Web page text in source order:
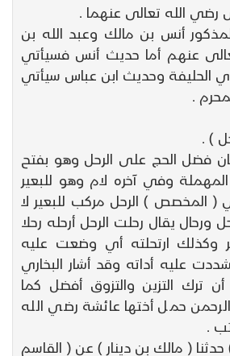
رضي الله تعالى عنهما .
أنس بن مالك وعبد الله بن
عنهم أما حديث أنس فسيأتي
الحليفة وحديث ابن عباس سيأتي
.
) .
فضل الحج على الرحل وهو بفتح
المهملة وفي آخره لام وهو للبعير
المخصص ) الرحل مركب للبعير لا
ورحال يقال رحلت الرحل أرحله رحلا
وكذلك ارتحلته أي وضعت عليه
عليه أداته وقد أشار البخاري
ترك التزين والتزوق أفضل كما
حمل أختها عائشة رضي الله
.
) حدثنا ( مالك بن دينار ) عن ( القاسم